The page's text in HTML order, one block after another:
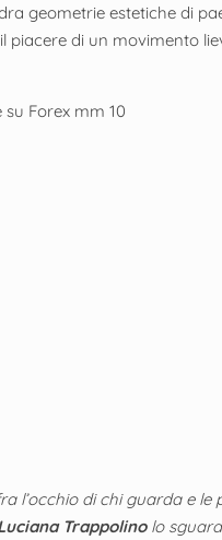
geometrie estetiche di
piacere di un movimento
Forex mm 10
l’occhio di chi guarda e le
Trappolinolo